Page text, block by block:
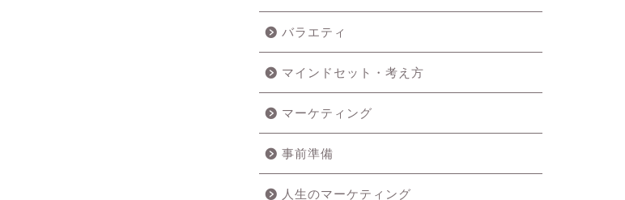
バラエティ
マインドセット・考え方
マーケティング
事前準備
人生のマーケティング